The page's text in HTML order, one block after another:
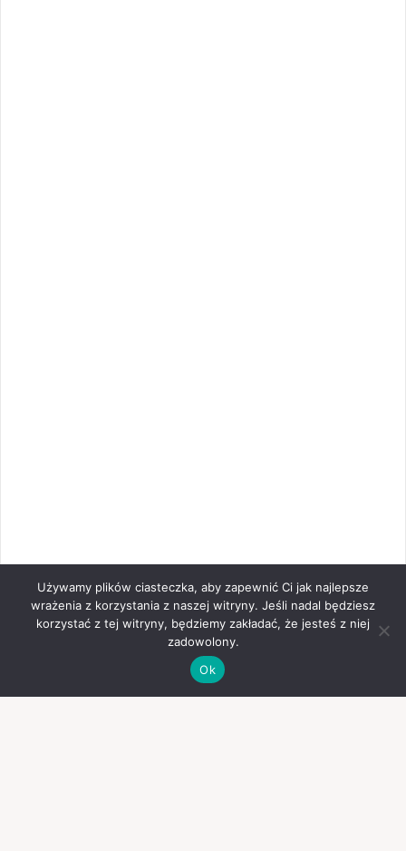
Używamy plików ciasteczka, aby zapewnić Ci jak najlepsze
wrażenia z korzystania z naszej witryny. Jeśli nadal będziesz
korzystać z tej witryny, będziemy zakładać, że jesteś z niej
zadowolony.
Ok